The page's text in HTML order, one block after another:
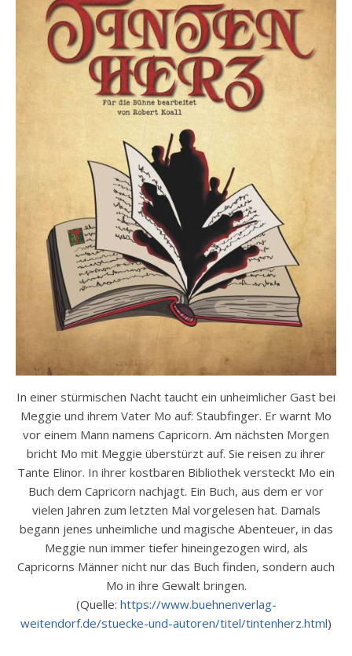
In einer stürmischen Nacht taucht ein unheimlicher Gast bei
Meggie und ihrem Vater Mo auf: Staubfinger. Er warnt Mo
vor einem Mann namens Capricorn. Am nächsten Morgen
bricht Mo mit Meggie überstürzt auf. Sie reisen zu ihrer
Tante Elinor. In ihrer kostbaren Bibliothek versteckt Mo ein
Buch dem Capricorn nachjagt. Ein Buch, aus dem er vor
vielen Jahren zum letzten Mal vorgelesen hat. Damals
begann jenes unheimliche und magische Abenteuer, in das
Meggie nun immer tiefer hineingezogen wird, als
Capricorns Männer nicht nur das Buch finden, sondern auch
Mo in ihre Gewalt bringen.
(Quelle: https://www.buehnenverlag-
weitendorf.de/stuecke-und-autoren/titel/tintenherz.html)